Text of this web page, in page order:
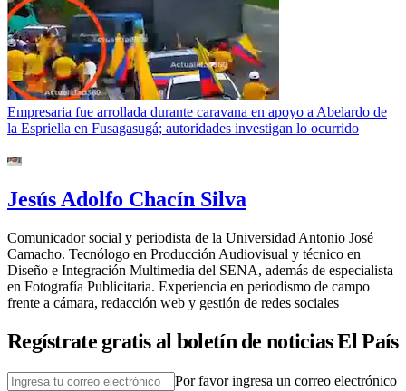
Empresaria fue arrollada durante caravana en apoyo a Abelardo de
la Espriella en Fusagasugá; autoridades investigan lo ocurrido
Jesús Adolfo Chacín Silva
Comunicador social y periodista de la Universidad Antonio José
Camacho. Tecnólogo en Producción Audiovisual y técnico en
Diseño e Integración Multimedia del SENA, además de especialista
en Fotografía Publicitaria. Experiencia en periodismo de campo
frente a cámara, redacción web y gestión de redes sociales
Regístrate gratis al boletín de noticias El País
Por favor ingresa un correo electrónico